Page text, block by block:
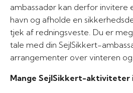
ambassadør kan derfor invitere
havn og afholde en
tjek af redningsveste. Du er
tale med din SejlSikkert-
arrangementer over vinteren
Mange SejlSikkert-aktiviteter i